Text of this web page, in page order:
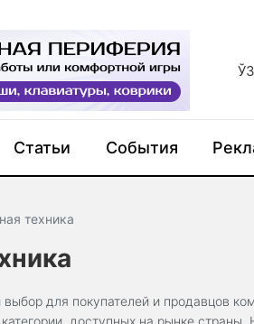
Статьи События
техника
для покупателей и продавцов
доступных на рынке